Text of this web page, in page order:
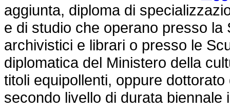
aggiunta, diploma di
e di studio che operano presso
archivistici e librari o presso le
diplomatica del Ministero della
titoli equipollenti, oppure
secondo livello di durata